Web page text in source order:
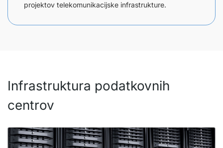
projektov telekomunikacijske infrastrukture.
Infrastruktura podatkovnih
centrov